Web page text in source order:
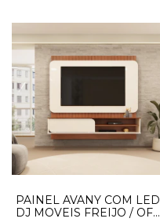
PAINEL AVANY COM LED
DJ MOVEIS FREIJO / OFF